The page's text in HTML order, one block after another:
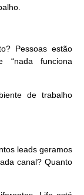
Pessoas estão
“nada funciona
de trabalho
leads geramos
canal? Quanto